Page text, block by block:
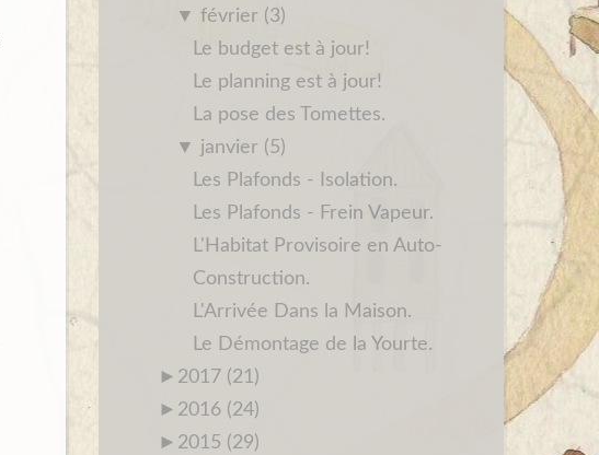
▼ février (3)
Le budget est à jour!
Le planning est à jour!
La pose des Tomettes.
▼ janvier (5)
Les Plafonds - Isolation.
Les Plafonds - Frein Vapeur.
L'Habitat Provisoire en Auto-
Construction.
L'Arrivée Dans la Maison.
Le Démontage de la Yourte.
► 2017 (21)
► 2016 (24)
► 2015 (29)